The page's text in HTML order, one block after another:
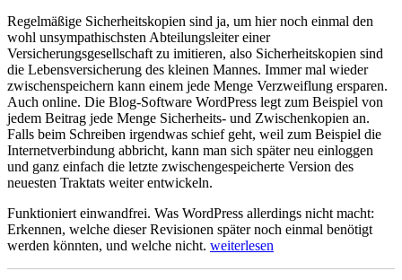
Regelmäßige Sicherheitskopien sind ja, um hier noch einmal den
wohl unsympathischsten Abteilungsleiter einer
Versicherungsgesellschaft zu imitieren, also Sicherheitskopien sind
die Lebensversicherung des kleinen Mannes. Immer mal wieder
zwischenspeichern kann einem jede Menge Verzweiflung ersparen.
Auch online. Die Blog-Software WordPress legt zum Beispiel von
jedem Beitrag jede Menge Sicherheits- und Zwischenkopien an.
Falls beim Schreiben irgendwas schief geht, weil zum Beispiel die
Internetverbindung abbricht, kann man sich später neu einloggen
und ganz einfach die letzte zwischengespeicherte Version des
neuesten Traktats weiter entwickeln.
Funktioniert einwandfrei. Was WordPress allerdings nicht macht:
Erkennen, welche dieser Revisionen später noch einmal benötigt
werden könnten, und welche nicht. „Backups
weiterlesen